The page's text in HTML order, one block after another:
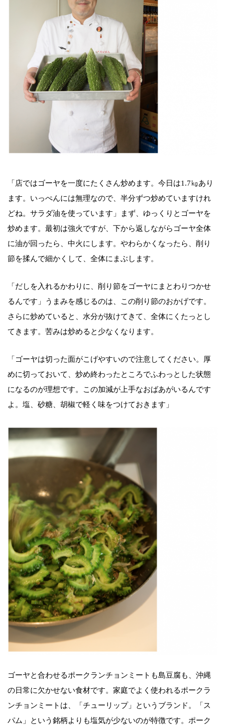
「店ではゴーヤを一度にたくさん炒めます。今日は1.7㎏あり
ます。いっぺんには無理なので、半分ずつ炒めていますけれ
どね。サラダ油を使っています」まず、ゆっくりとゴーヤを
炒めます。最初は強火ですが、下から返しながらゴーヤ全体
に油が回ったら、中火にします。やわらかくなったら、削り
節を揉んで細かくして、全体にまぶします。
「だしを入れるかわりに、削り節をゴーヤにまとわりつかせ
るんです」うまみを感じるのは、この削り節のおかげです。
さらに炒めていると、水分が抜けてきて、全体にくたっとし
てきます。苦みは炒めると少なくなります。
「ゴーヤは切った面がこげやすいので注意してください。厚
めに切っておいて、炒め終わったところでふわっとした状態
になるのが理想です。この加減が上手なおばあがいるんです
よ。塩、砂糖、胡椒で軽く味をつけておきます」
ゴーヤと合わせるポークランチョンミートも島豆腐も、沖縄
の日常に欠かせない食材です。家庭でよく使われるポークラ
ンチョンミートは、「チューリップ」というブランド。「ス
パム」という銘柄よりも塩気が少ないのが特徴です。ポーク